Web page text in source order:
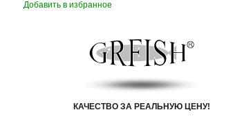
Добавить в избранное
КАЧЕСТВО ЗА РЕАЛЬНУЮ ЦЕНУ!